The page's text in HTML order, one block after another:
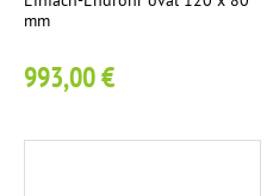
mm
993,00 €